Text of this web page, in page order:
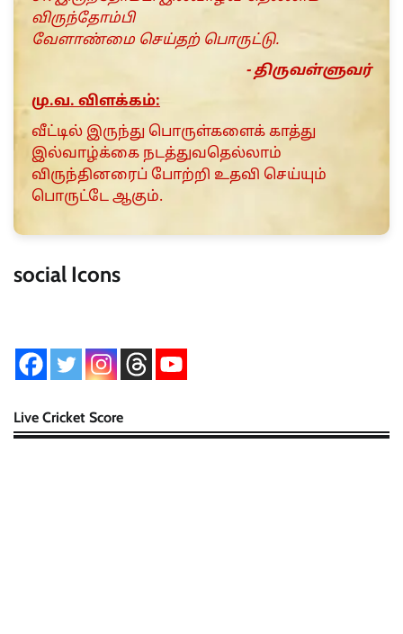
விருந்தோம்பி
வேளாண்மை செய்தற் பொருட்டு.
- திருவள்ளுவர்
மு.வ. விளக்கம்:
வீட்டில் இருந்து பொருள்களைக் காத்து
இல்வாழ்க்கை நடத்துவதெல்லாம்
விருந்தினரைப் போற்றி உதவி செய்யும்
பொருட்டே ஆகும்.
social Icons
Live Cricket Score